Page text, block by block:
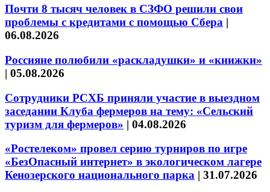
Почти 8 тысяч человек в СЗФО решили свои
проблемы с кредитами с помощью Сбера |
06.08.2026
Россияне полюбили «раскладушки» и «книжки»
| 05.08.2026
Сотрудники РСХБ приняли участие в выездном
заседании Клуба фермеров на тему: «Сельский
туризм для фермеров» | 04.08.2026
«Ростелеком» провел серию турниров по игре
«БезОпасный интернет» в экологическом лагере
Кенозерского национального парка | 31.07.2026